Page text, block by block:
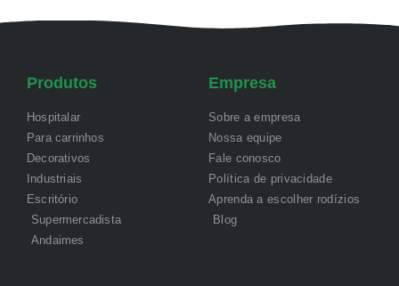
Produtos
Hospitalar
Para carrinhos
Decorativos
Industriais
Escritório
Supermercadista
Andaimes
Empresa
Sobre a empresa
Nossa equipe
Fale conosco
Política de privacidade
Aprenda a escolher rodízios
Blog